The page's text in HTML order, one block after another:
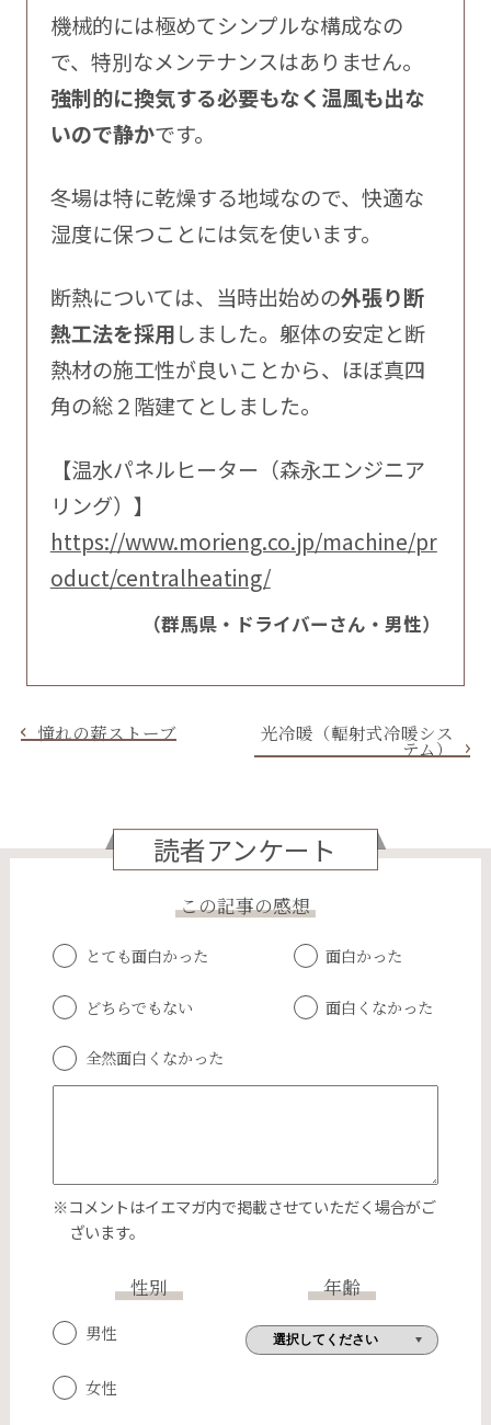
機械的には極めてシンプルな構成なの
で、特別なメンテナンスはありません。
強制的に換気する必要もなく温風も出な
いので静かです。
冬場は特に乾燥する地域なので、快適な
湿度に保つことには気を使います。
断熱については、当時出始めの外張り断
熱工法を採用しました。躯体の安定と断
熱材の施工性が良いことから、ほぼ真四
角の総２階建てとしました。
【温水パネルヒーター（森永エンジニア
リング）】
https://www.morieng.co.jp/machine/pr
oduct/centralheating/
（群馬県・ドライバーさん・男性）
憧れの薪ストーブ 光冷暖（輻射式冷暖シス
テム）
読者アンケート
この記事の感想
とても面白かった 面白かった
どちらでもない 面白くなかった
全然面白くなかった
※コメントはイエマガ内で掲載させていただく場合がご
ざいます。
性別
男性
女性
年齢